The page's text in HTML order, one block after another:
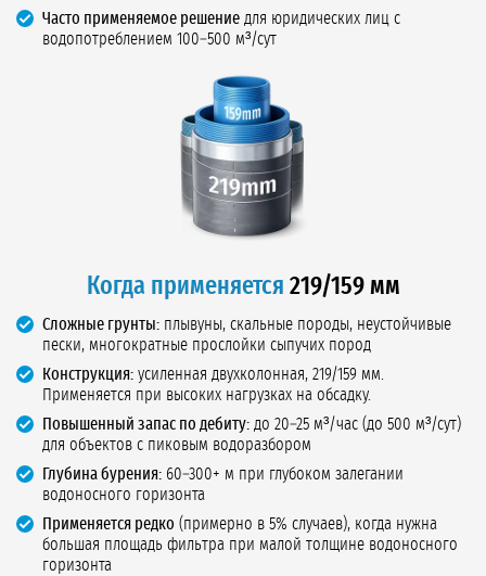
Часто применяемое решение для юридических лиц с
водопотреблением 100–500 м³/сут
Когда применяется 219/159 мм
Сложные грунты: плывуны, скальные породы, неустойчивые
пески, многократные прослойки сыпучих пород
Конструкция: усиленная двухколонная, 219/159 мм.
Применяется при высоких нагрузках на обсадку.
Повышенный запас по дебиту: до 20–25 м³/час (до 500 м³/сут)
для объектов с пиковым водоразбором
Глубина бурения: 60–300+ м при глубоком залегании
водоносного горизонта
Применяется редко (примерно в 5% случаев), когда нужна
большая площадь фильтра при малой толщине водоносного
горизонта